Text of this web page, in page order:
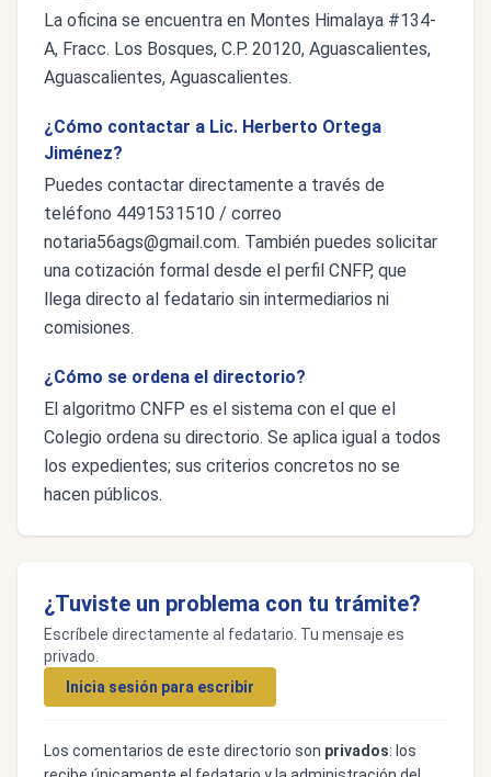
La oficina se encuentra en Montes Himalaya #134-
A, Fracc. Los Bosques, C.P. 20120, Aguascalientes,
Aguascalientes, Aguascalientes.
¿Cómo contactar a Lic. Herberto Ortega
Jiménez?
Puedes contactar directamente a través de
teléfono 4491531510 / correo
notaria56ags@gmail.com. También puedes solicitar
una cotización formal desde el perfil CNFP, que
llega directo al fedatario sin intermediarios ni
comisiones.
¿Cómo se ordena el directorio?
El algoritmo CNFP es el sistema con el que el
Colegio ordena su directorio. Se aplica igual a todos
los expedientes; sus criterios concretos no se
hacen públicos.
¿Tuviste un problema con tu trámite?
Escríbele directamente al fedatario. Tu mensaje es
privado.
Inicia sesión para escribir
Los comentarios de este directorio son privados: los